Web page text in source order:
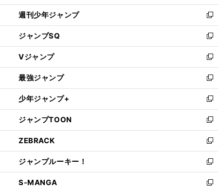
開
く
週刊少年ジャンプ
新
し
い
ウ
ィ
ン
ド
ウ
で
開
く
ジャンプSQ
新
し
い
ウ
ィ
ン
ド
ウ
で
開
く
Vジャンプ
新
し
い
ウ
ィ
ン
ド
ウ
で
開
く
最強ジャンプ
新
し
い
ウ
ィ
ン
ド
ウ
で
開
く
少年ジャンプ+
新
し
い
ウ
ィ
ン
ド
ウ
で
ジャンプTOON
新
し
い
ウ
ィ
ン
ド
ZEBRACK
新
し
い
ウ
ィ
ジャンプルーキー！
新
し
い
S-MANGA
新